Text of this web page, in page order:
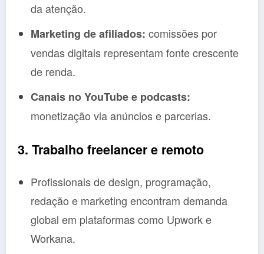
da atenção.
Marketing de afiliados: comissões por
vendas digitais representam fonte crescente
de renda.
Canais no YouTube e podcasts:
monetização via anúncios e parcerias.
3. Trabalho freelancer e remoto
Profissionais de design, programação,
redação e marketing encontram demanda
global em plataformas como Upwork e
Workana.